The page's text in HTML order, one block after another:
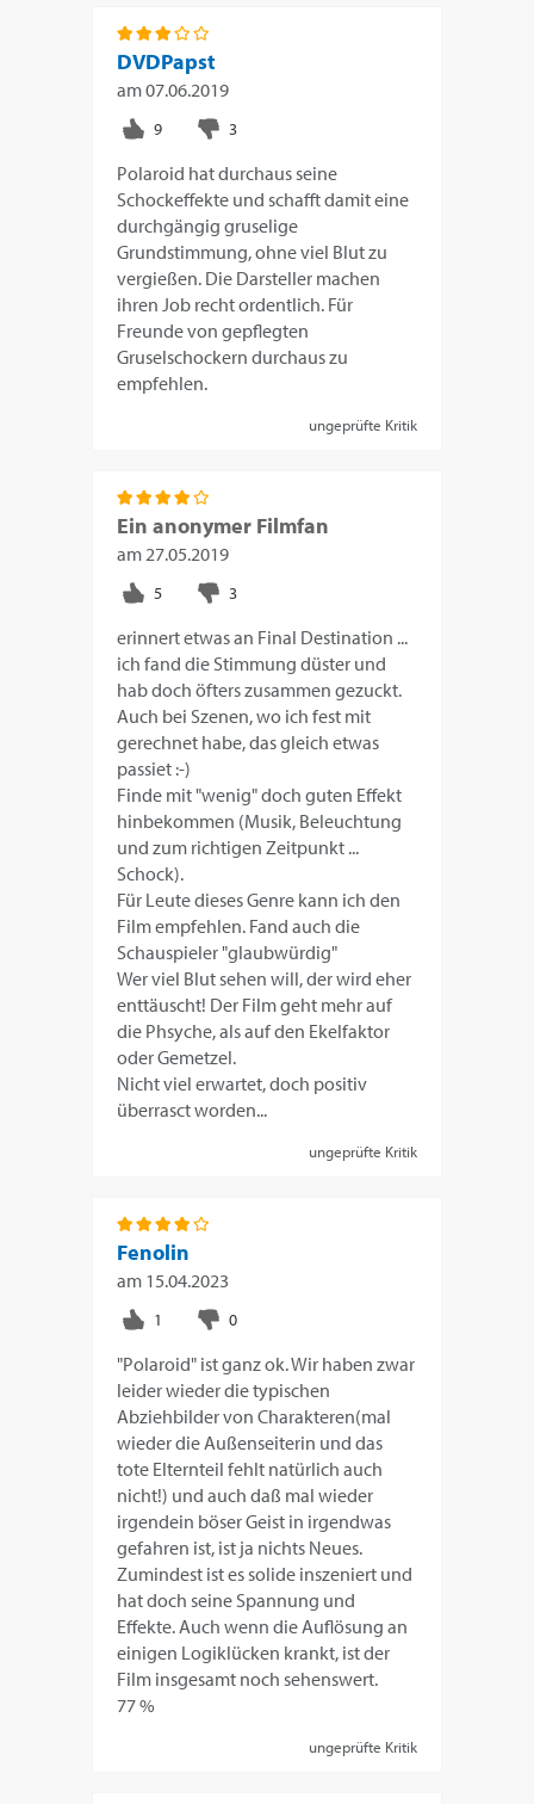
DVDPapst
am07.06.2019
Polaroid hat durchaus seine
Schockeffekte und schafft damit eine
durchgängig gruselige
Grundstimmung, ohne viel Blut zu
vergießen. Die Darsteller machen
ihren Job recht ordentlich. Für
Freunde von gepflegten
Gruselschockern durchaus zu
empfehlen.
ungeprüfte Kritik
Ein anonymer Filmfan
am 27.05.2019
erinnert etwas an Final Destination ...
ich fand die Stimmung düster und
hab doch öfters zusammen gezuckt.
Auch bei Szenen, wo ich fest mit
gerechnet habe, das gleich etwas
passiet :-)
Finde mit "wenig" doch guten Effekt
hinbekommen (Musik, Beleuchtung
und zum richtigen Zeitpunkt ...
Schock).
Für Leute dieses Genre kann ich den
Film empfehlen. Fand auch die
Schauspieler "glaubwürdig"
Wer viel Blut sehen will, der wird eher
enttäuscht! Der Film geht mehr auf
die Phsyche, als auf den Ekelfaktor
oder Gemetzel.
Nicht viel erwartet, doch positiv
überrasct worden...
ungeprüfte Kritik
Fenolin
am 15.04.2023
"Polaroid" ist ganz ok. Wir haben zwar
leider wieder die typischen
Abziehbilder von Charakteren(mal
wieder die Außenseiterin und das
tote Elternteil fehlt natürlich auch
nicht!) und auch daß mal wieder
irgendein böser Geist in irgendwas
gefahren ist, ist ja nichts Neues.
Zumindest ist es solide inszeniert und
hat doch seine Spannung und
Effekte. Auch wenn die Auflösung an
einigen Logiklücken krankt, ist der
Film insgesamt noch sehenswert.
77 %
ungeprüfte Kritik